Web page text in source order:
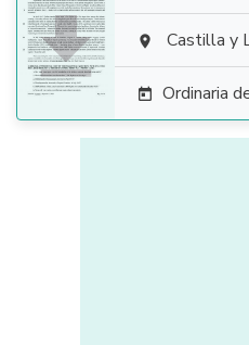
  Castilla y
 Ordinaria